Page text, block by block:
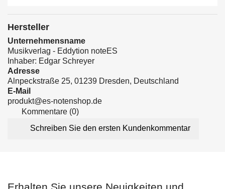
Hersteller
Unternehmensname
Musikverlag - Eddytion noteES
Inhaber: Edgar Schreyer
Adresse
Alnpeckstraße 25, 01239 Dresden, Deutschland
E-Mail
produkt@es-notenshop.de
Kommentare (0)
Schreiben Sie den ersten Kundenkommentar